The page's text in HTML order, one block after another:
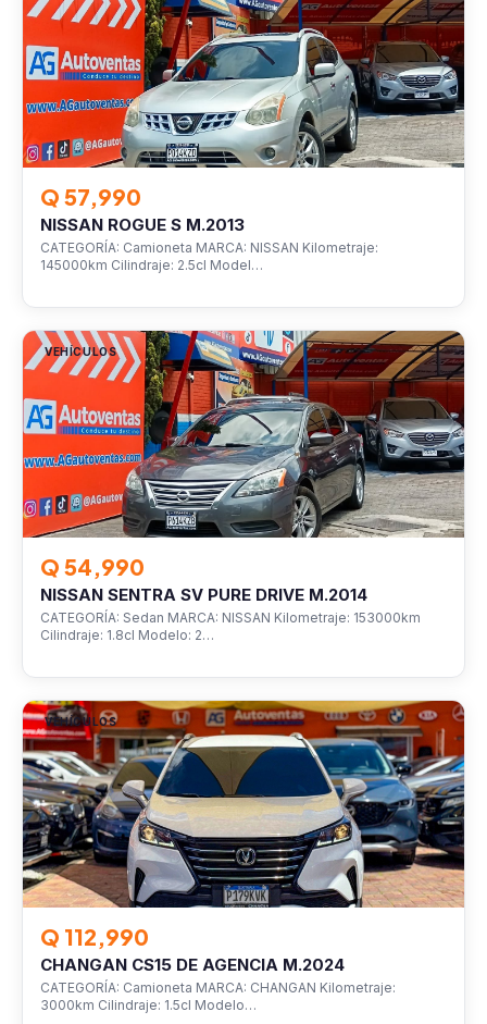
Q 57,990
NISSAN ROGUE S M.2013
CATEGORÍA: Camioneta MARCA: NISSAN Kilometraje:
145000km Cilindraje: 2.5cl Model…
VEHÍCULOS
Q 54,990
NISSAN SENTRA SV PURE DRIVE M.2014
CATEGORÍA: Sedan MARCA: NISSAN Kilometraje: 153000km
Cilindraje: 1.8cl Modelo: 2…
VEHÍCULOS
Q 112,990
CHANGAN CS15 DE AGENCIA M.2024
CATEGORÍA: Camioneta MARCA: CHANGAN Kilometraje:
3000km Cilindraje: 1.5cl Modelo…